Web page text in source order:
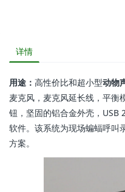
详情
用途： 高性价比和超小型动物
麦克风，麦克风延长线，平衡
钮，坚固的铝合金外壳，USB
软件。该系统为现场蝙蝠呼叫
方案。